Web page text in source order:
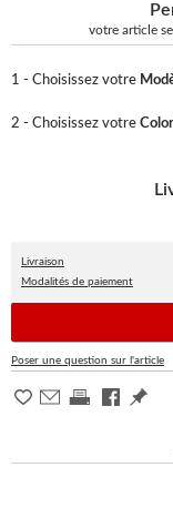
votre article
1 - Choisissez votre
2 - Choisissez votre
Livraison
Modalités de paiement
Poser une question sur l'article